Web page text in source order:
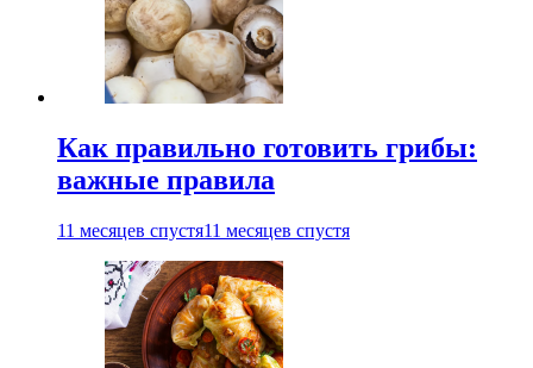
Как правильно готовить грибы:
важные правила
11 месяцев спустя11 месяцев спустя